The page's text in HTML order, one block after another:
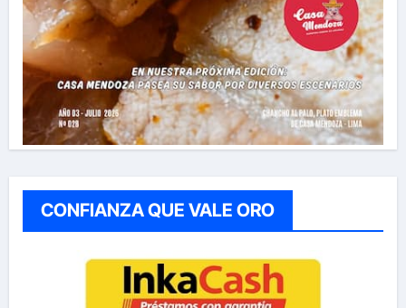
CONFIANZA QUE VALE ORO